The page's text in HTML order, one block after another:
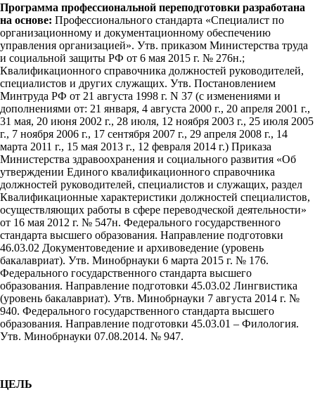
Программа профессиональной переподготовки разработана
на основе: Профессионального стандарта «Специалист по
организационному и документационному обеспечению
управления организацией». Утв. приказом Министерства труда
и социальной защиты РФ от 6 мая 2015 г. № 276н.;
Квалификационного справочника должностей руководителей,
специалистов и других служащих. Утв. Постановлением
Минтруда РФ от 21 августа 1998 г. N 37 (с изменениями и
дополнениями от: 21 января, 4 августа 2000 г., 20 апреля 2001 г.,
31 мая, 20 июня 2002 г., 28 июля, 12 ноября 2003 г., 25 июля 2005
г., 7 ноября 2006 г., 17 сентября 2007 г., 29 апреля 2008 г., 14
марта 2011 г., 15 мая 2013 г., 12 февраля 2014 г.) Приказа
Министерства здравоохранения и социального развития «Об
утверждении Единого квалификационного справочника
должностей руководителей, специалистов и служащих, раздел
Квалификационные характеристики должностей специалистов,
осуществляющих работы в сфере переводческой деятельности»
от 16 мая 2012 г. № 547н. Федерального государственного
стандарта высшего образования. Направление подготовки
46.03.02 Документоведение и архивоведение (уровень
бакалавриат). Утв. Минобрнауки 6 марта 2015 г. № 176.
Федерального государственного стандарта высшего
образования. Направление подготовки 45.03.02 Лингвистика
(уровень бакалавриат). Утв. Минобрнауки 7 августа 2014 г. №
940. Федерального государственного стандарта высшего
образования. Направление подготовки 45.03.01 – Филология.
Утв. Минобрнауки 07.08.2014. № 947.
ЦЕЛЬ